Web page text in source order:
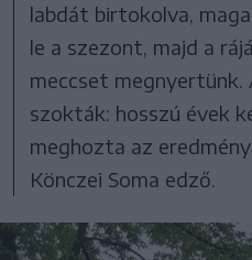
labdát birtokolva,
le a szezont, majd a
meccset megnyertünk.
szokták: hosszú évek
meghozta az
Könczei Soma edző.